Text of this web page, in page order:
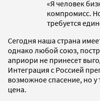
«Я человек
компромисс.
требуется
Сегодня наша страна
однако любой союз,
априори не принесет
Интеграция с Россией
возможное спасение, но
цена.